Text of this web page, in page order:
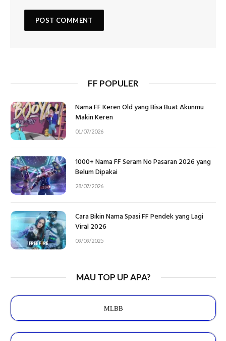
FF POPULER
Nama FF Keren Old yang Bisa Buat Akunmu
Makin Keren
01/07/2026
1000+ Nama FF Seram No Pasaran 2026 yang
Belum Dipakai
28/07/2026
Cara Bikin Nama Spasi FF Pendek yang Lagi
Viral 2026
09/09/2025
MAU TOP UP APA?
MLBB